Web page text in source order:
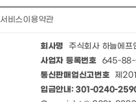
서비스이용약관
회사명 주식회사 하늘에프
사업자 등록번호 645-88-
통신판매업신고번호 제
입금안내: 301-0240-